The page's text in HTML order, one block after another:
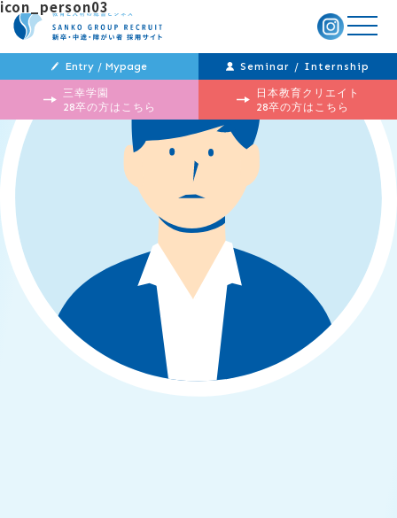
メ
ニ
ー
Entry / Mypage Seminar / Internship
三幸学園
28卒の方はこちら
日本教育クリエイト
28卒の方はこちら
icon_person03